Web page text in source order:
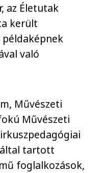
az Életutak
került
való
Művészeti
Művészeti
tartott
foglalkozások,